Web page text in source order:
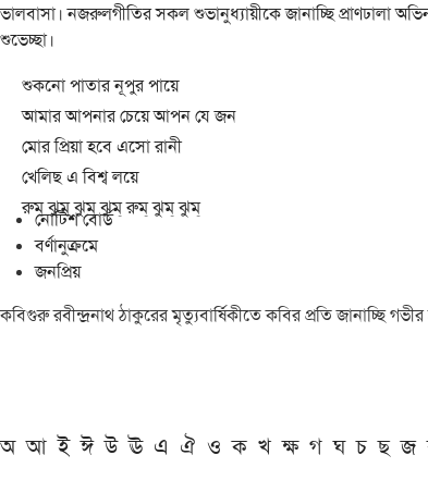
ভালবাসা। নজরুলগীতির সকল শুভানুধ্যায়ীকে জানাচ্ছি প্রাণঢালা
শুভেচ্ছা।
শুকনো পাতার নূপুর পায়ে
আমার আপনার চেয়ে আপন যে জন
মোর প্রিয়া হবে এসো রানী
খেলিছ এ বিশ্ব লয়ে
রুম্ ঝুম্ ঝুম্ ঝুম্ রুম্ ঝুম্ ঝুম্
নোটিশ বোর্ড
বর্ণানুক্রমে
জনপ্রিয়
কবিগুরু রবীন্দ্রনাথ ঠাকুরের মৃত্যুবার্ষিকীতে কবির প্রতি জানাচ্ছি
অ আ ই ঈ উ ঊ এ ঐ ও ক খ ক্ষ গ ঘ চ ছ জ